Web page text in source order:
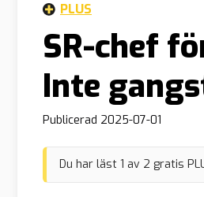
PLUS
SR-chef
Inte
Publicerad 2025-07-01
Du har läst 1 av 2 gratis